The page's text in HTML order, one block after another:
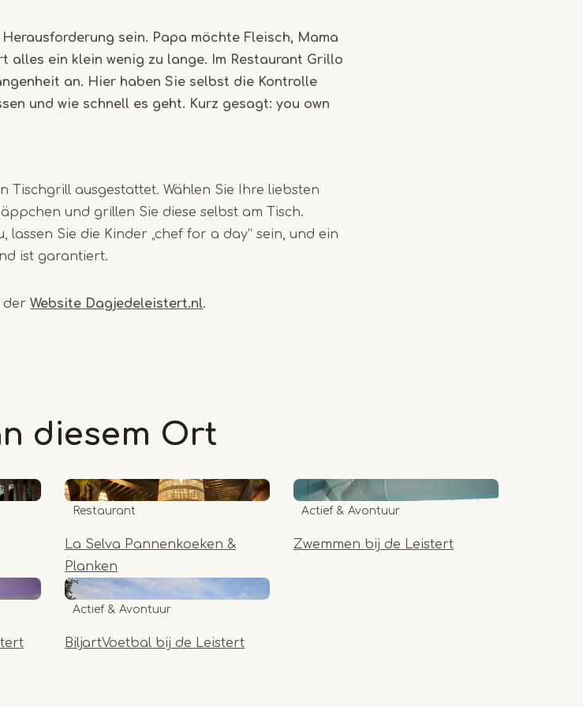
sein. Papa möchte Fleisch, Mama
alles ein klein wenig zu lange. Im Restaurant Grillo
an. Hier haben Sie selbst die Kontrolle
und wie schnell es geht. Kurz gesagt: you own
Tischgrill ausgestattet. Wählen Sie Ihre liebsten
und grillen Sie diese selbst am Tisch.
lassen Sie die Kinder „chef for a day“ sein, und ein
ist garantiert.
derWebsite Dagjedeleistert.nl.
diesem Ort
La Selva Pannenkoeken &
Planken
Restaurant
Zwemmen bij de Leistert
Actief & Avontuur
BiljartVoetbal bij de Leistert
Actief & Avontuur